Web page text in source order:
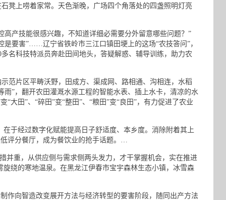
凳上唠着家常。天色渐晚，广场四个角落处的四盏照明灯亮
技能很感兴趣，不知道详细必需要分外留意哪些问题？”
要害”……辽宁省铁岭市三江口镇田埂上的这场“农技答问”，
名科技特派员奔赴田间地头，答疑解惑、辅导训练，助力农
片区平畴沃野，田成方、渠成网、路相通、沟相连，水稻
”，翻开农田灌溉水源工程的智能水表、插上水卡，清凉的水
田”、“碎田”变“整田”、“粮田”变“良田”，有力促进了农业
经过数字化赋能提高日子舒适度、本乡度。消除附着其上
评分餐厅，成为餐饮业的抢手话题。…
重，从供应侧与需求侧两头发力，才干掌握机会，实在推进
绕的寒地温泉。在黑龙江伊春市宝宇森林生态小镇，冰雪森
向智造改变展开方法与经济转型的要害阶段，随同出产方法